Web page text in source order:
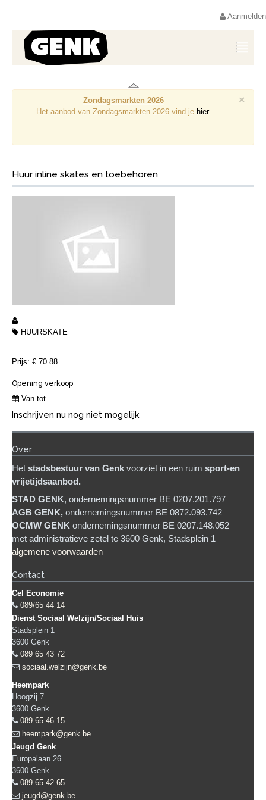
Aanmelden
×
Zondagsmarkten 2026
Het aanbod van Zondagsmarkten 2026 vind je hier.
Huur inline skates en toebehoren
HUURSKATE
Prijs: € 70.88
Opening verkoop
Van tot
Inschrijven nu nog niet mogelijk
Over
Het stadsbestuur van Genk voorziet in een ruim sport-en
vrijetijdsaanbod.
STAD GENK, ondernemingsnummer BE 0207.201.797
AGB GENK, ondernemingsnummer BE 0872.093.742
OCMW GENK ondernemingsnummer BE 0207.148.052
met administratieve zetel te 3600 Genk, Stadsplein 1
algemene voorwaarden
Contact
Cel Economie
089/65 44 14
Dienst Sociaal Welzijn/Sociaal Huis
Stadsplein 1
3600 Genk
089 65 43 72
sociaal.welzijn@genk.be
Heempark
Hoogzij 7
3600 Genk
089 65 46 15
heempark@genk.be
Jeugd Genk
Europalaan 26
3600 Genk
089 65 42 65
jeugd@genk.be